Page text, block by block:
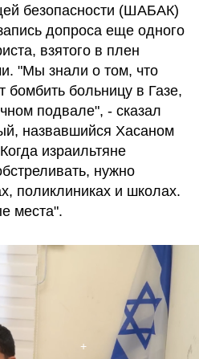
безопасности (ШАБАК)
допроса еще одного
взятого в плен
"Мы знали о том, что
бомбить больницу в Газе,
подвале", - сказал
назвавшийся Хасаном
израильтяне
нужно
поликлиниках и школах.
места".